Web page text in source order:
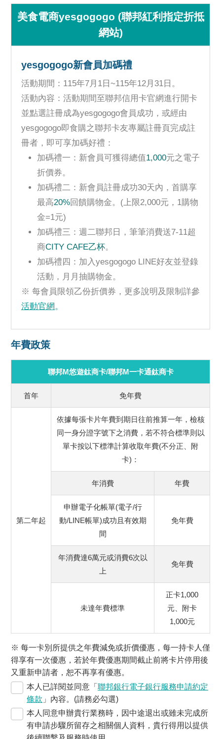
美食電商yesgogogo (聯邦紅利指定折抵
網站)
yesgogogo新會員加碼禮
活動期間：115年7月1日~115年12月31日。
活動內容：活動期間至聯邦信用卡官網進行開卡
並點選註冊成為yesgogogo會員成功，或經由
yesgogogo即食購之聯邦卡友專屬註冊頁完成註
冊者，即可享加碼好禮：
加碼禮一：新會員可獲得總值1,000元之電子
折價券。
加碼禮二：新會員註冊成功30天內，首購享
最高20%回饋購物金。(上限2,000元，1購物
金=1元)
加碼禮三：週二聯邦日，筆筆消費送7-11超
商CITY CAFE乙杯。
加碼禮四：加入yesgogogo LINE好友並登錄
活動，月月抽購物金。
※ 每會員限領乙份折價券，更多說明及限制詳參
活動官網。
年費政策
聯邦M悠遊鈦商卡/聯邦M一卡通鈦商卡
首年 免年費
第二年起
依據每張卡片年費到期日往前推算一年，檢核
同一身分證字號下之消費，若不符合標準則以
單卡按以下標準計算收取年費(不分正、附
卡)：
年消費 年費
申辦電子化帳單(電子/行
動/LINE帳單)成功且有效期
間
免年費
年消費達6萬元或消費6次以
上
免年費
未達年費標準
正卡1,000
元、附卡
1,000元
※ 每一卡別所提供之年費減免或折價優惠，每一持卡人僅
得享有一次優惠，若於年費優惠期間截止前將卡片停用後
又重新申請者，恕不再享有優惠。
本人已詳閱並同意「 聯邦銀行電子銀行服務申請約定
條款 」內容。(請務必勾選)
本人同意申辦貴行業務時，因中途退出或雖未完成所
有申請步驟所留存之相關個人資料，貴行得用以提供